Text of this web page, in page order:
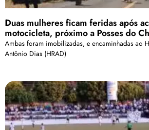
Duas mulheres ficam feridas após
motocicleta, próximo a Posses do
Ambas foram imobilizadas, e encaminhadas ao
Antônio Dias (HRAD)